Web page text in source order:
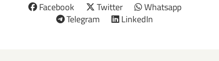
Facebook
Twitter
Whatsapp
Telegram
LinkedIn